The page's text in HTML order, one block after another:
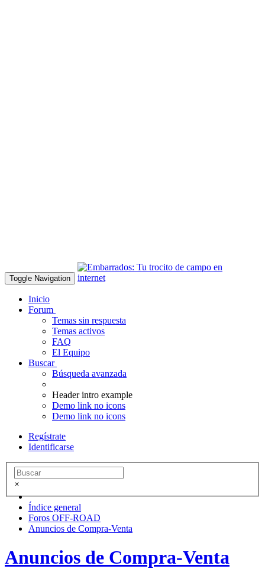
Toggle Navigation
Inicio
Forum
Temas sin respuesta
Temas activos
FAQ
El Equipo
Buscar
Búsqueda avanzada
Header intro example
Demo link no icons
Demo link no icons
Regístrate
Identificarse
×
Índice general
Foros OFF-ROAD
Anuncios de Compra-Venta
Anuncios de Compra-Venta